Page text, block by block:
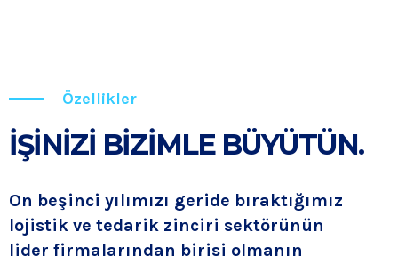
Özellikler
İŞİNİZİ BİZİMLE BÜYÜTÜN.
On beşinci yılımızı geride bıraktığımız
lojistik ve tedarik zinciri sektörünün
lider firmalarından birisi olmanın